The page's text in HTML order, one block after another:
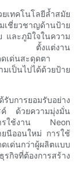
เทคโนโลยีล้ำสมัย
ชี่ยวชาญด้านป้าย
และภูมิใจในความ
นจริง ตั้งแต่งาน
เด่นสะดุดตา
เป็นไปได้ด้วยป้าย
บการยอมรับอย่าง
ค์ ด้วยความมุ่งมั่น
ารใช้งาน Neon
ยนีออนใหม่ การใช้
ด่นกว่าผู้ผลิตแบบ
กิจที่ต้องการสร้าง